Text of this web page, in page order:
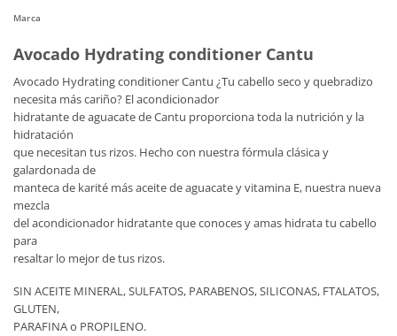
Marca
Avocado Hydrating conditioner Cantu
Avocado Hydrating conditioner Cantu ¿Tu cabello seco y quebradizo
necesita más cariño? El acondicionador
hidratante de aguacate de Cantu proporciona toda la nutrición y la
hidratación
que necesitan tus rizos. Hecho con nuestra fórmula clásica y
galardonada de
manteca de karité más aceite de aguacate y vitamina E, nuestra nueva
mezcla
del acondicionador hidratante que conoces y amas hidrata tu cabello
para
resaltar lo mejor de tus rizos.
SIN ACEITE MINERAL, SULFATOS, PARABENOS, SILICONAS, FTALATOS,
GLUTEN,
PARAFINA o PROPILENO.